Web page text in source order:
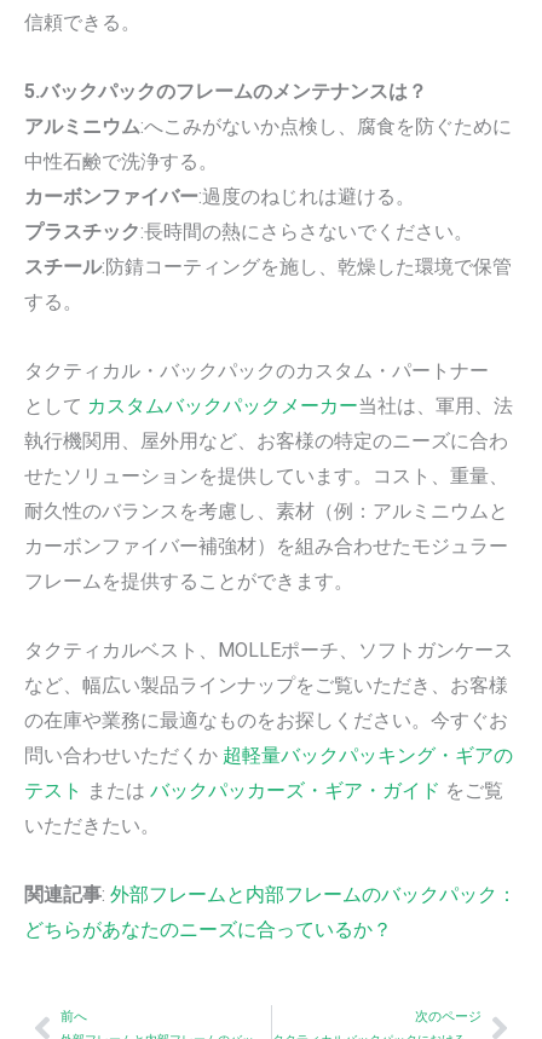
信頼できる。
5.バックパックのフレームのメンテナンスは？
アルミニウム:へこみがないか点検し、腐食を防ぐために
中性石鹸で洗浄する。
カーボンファイバー:過度のねじれは避ける。
プラスチック:長時間の熱にさらさないでください。
スチール:防錆コーティングを施し、乾燥した環境で保管
する。
タクティカル・バックパックのカスタム・パートナー
として カスタムバックパックメーカー当社は、軍用、法
執行機関用、屋外用など、お客様の特定のニーズに合わ
せたソリューションを提供しています。コスト、重量、
耐久性のバランスを考慮し、素材（例：アルミニウムと
カーボンファイバー補強材）を組み合わせたモジュラー
フレームを提供することができます。
タクティカルベスト、MOLLEポーチ、ソフトガンケース
など、幅広い製品ラインナップをご覧いただき、お客様
の在庫や業務に最適なものをお探しください。今すぐお
問い合わせいただくか 超軽量バックパッキング・ギアの
テスト または バックパッカーズ・ギア・ガイド をご覧
いただきたい。
関連記事: 外部フレームと内部フレームのバックパック：
どちらがあなたのニーズに合っているか？
Prev
前へ 次のページ